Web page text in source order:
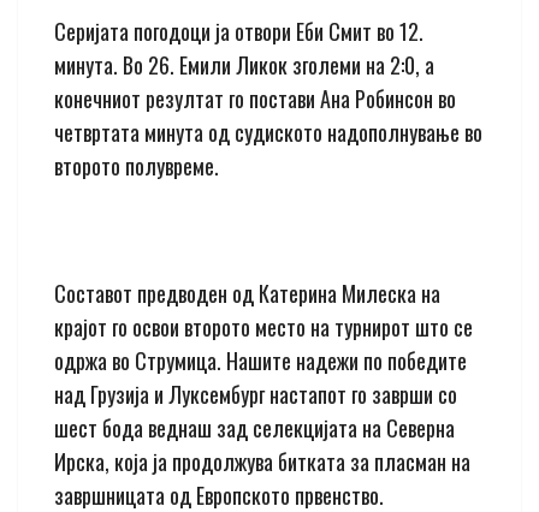
Серијата погодоци ја отвори Еби Смит во 12.
минута. Во 26. Емили Ликок зголеми на 2:0, а
конечниот резултат го постави Ана Робинсон во
четвртата минута од судиското надополнување во
второто полувреме.
Составот предводен од Катерина Милеска на
крајот го освои второто место на турнирот што се
одржа во Струмица. Нашите надежи по победите
над Грузија и Луксембург настапот го заврши со
шест бода веднаш зад селекцијата на Северна
Ирска, која ја продолжува битката за пласман на
завршницата од Европското првенство.